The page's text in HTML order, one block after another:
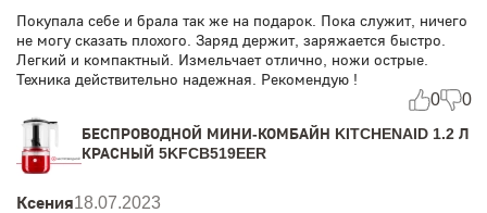
Покупала себе и брала так же на подарок. Пока служит, ничего
не могу сказать плохого. Заряд держит, заряжается быстро.
Легкий и компактный. Измельчает отлично, ножи острые.
Техника действительно надежная. Рекомендую !
0 0
БЕСПРОВОДНОЙ МИНИ-КОМБАЙН KITCHENAID 1.2 Л
КРАСНЫЙ 5KFCB519EER
Ксения18.07.2023